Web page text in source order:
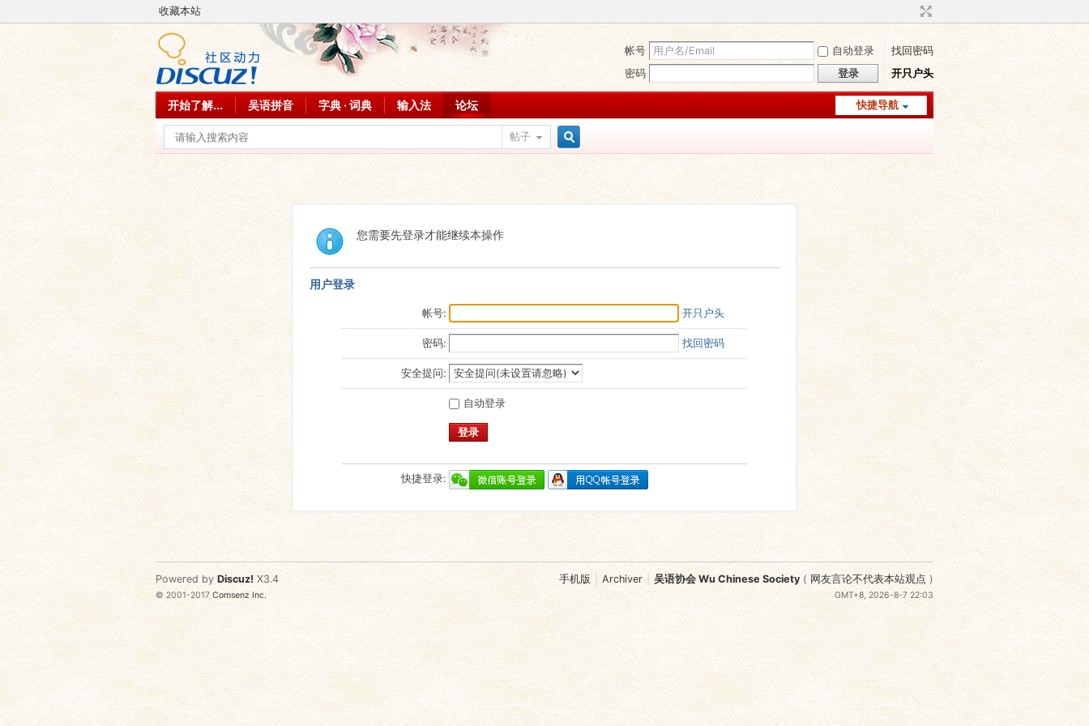
收藏本站
帐号 自动登录
找回密码
密码
登录 开只户头
快捷导航
开始了解... 吴语拼音 字典 · 词典 输入法 论坛
帖子
您需要先登录才能继续本操作
用户登录
帐号: 开只户头
密码: 找回密码
安全提问:
自动登录
登录
快捷登录:
手机版 Archiver 吴语协会 Wu Chinese Society ( 网友言论不代表本站观点 )
GMT+8, 2026-8-7 22:03
Powered by Discuz! X3.4
© 2001-2017Comsenz Inc.